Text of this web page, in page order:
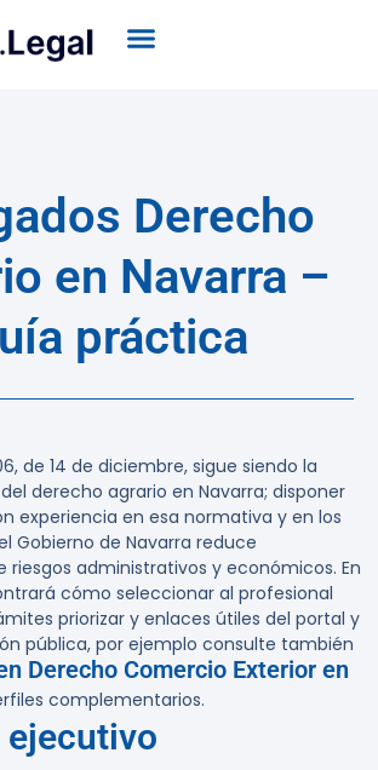
Derecho
en Navarra –
práctica
de 14 de diciembre, sigue siendo la
derecho agrario en Navarra; disponer
experiencia en esa normativa y en los
Gobierno de Navarra reduce
administrativos y económicos. En
cómo seleccionar al profesional
priorizar y enlaces útiles del portal y
pública, por ejemplo consulte también
Derecho Comercio Exterior en
complementarios.
ejecutivo